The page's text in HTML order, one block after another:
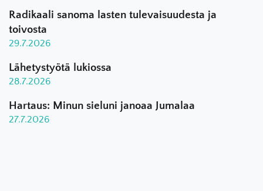
Radikaali sanoma lasten tulevaisuudesta ja
toivosta
29.7.2026
Lähetystyötä lukiossa
28.7.2026
Hartaus: Minun sieluni janoaa Jumalaa
27.7.2026